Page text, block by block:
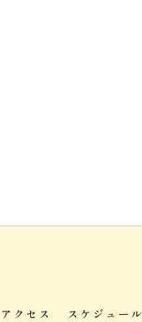
アクセス スケジュール